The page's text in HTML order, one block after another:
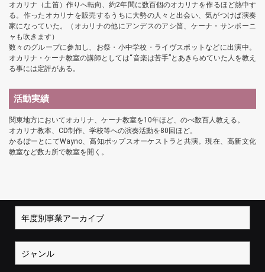
オカリナ（土笛）作りへ転向、約2年間に数百個のオカリナを作るほど熱中す
る。作ったオカリナを販売するうちに大勢の人々と出会い、気がつけば演奏
家になっていた。（オカリナの他にアンデスのアシ笛、ケーナ・サンポーニ
ャも吹きます）
数々のグループに参加し、お祭・小中学校・ライヴスポットなどに出演中。
オカリナ・ケーナ教室の講師としては“音楽は苦手”とあきらめていた人を教え
る事には定評がある。
活動実績
関東地方においてオカリナ、ケーナ教室を10年ほど、のべ数百人教える。
オカリナ教本、CD制作、学校等への演奏活動を80回ほど。
かるぽーとにてWayno、高知ポップスオーケストラと共演。現在、高新文化
教室など数カ所で教室を開く。